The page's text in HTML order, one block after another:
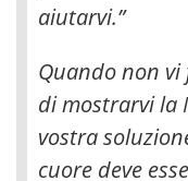
aiutarvi.”
Quando non
di mostrarvi la
vostra
cuore deve